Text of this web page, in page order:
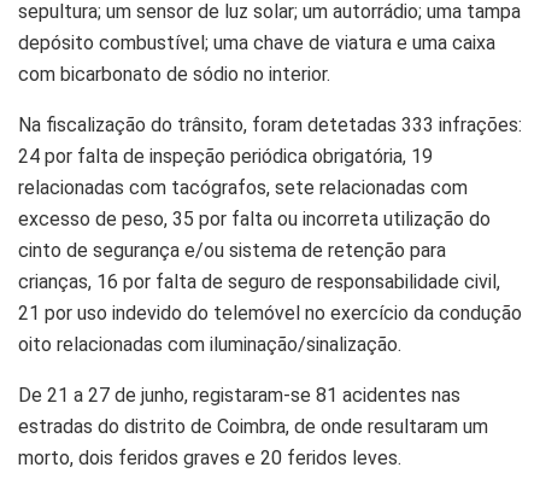
sepultura; um sensor de luz solar; um autorrádio; uma tampa
depósito combustível; uma chave de viatura e uma caixa
com bicarbonato de sódio no interior.
Na fiscalização do trânsito, foram detetadas 333 infrações:
24 por falta de inspeção periódica obrigatória, 19
relacionadas com tacógrafos, sete relacionadas com
excesso de peso, 35 por falta ou incorreta utilização do
cinto de segurança e/ou sistema de retenção para
crianças, 16 por falta de seguro de responsabilidade civil,
21 por uso indevido do telemóvel no exercício da condução
oito relacionadas com iluminação/sinalização.
De 21 a 27 de junho, registaram-se 81 acidentes nas
estradas do distrito de Coimbra, de onde resultaram um
morto, dois feridos graves e 20 feridos leves.